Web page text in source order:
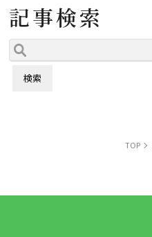
記事検索
TOP